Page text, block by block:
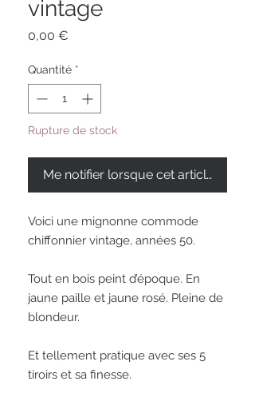
vintage
0,00 €
Quantité *
Rupture de stock
Me notifier lorsque cet article est
Voici une mignonne commode
chiffonnier vintage, années 50.
Tout en bois peint d’époque. En
jaune paille et jaune rosé. Pleine de
blondeur.
Et tellement pratique avec ses 5
tiroirs et sa finesse.